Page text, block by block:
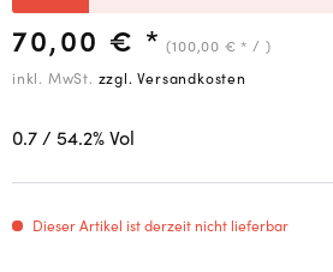
70,00 € * (100,00 € * / )
inkl. MwSt. zzgl. Versandkosten
0.7/ 54.2% Vol
Dieser Artikel ist derzeit nicht lieferbar